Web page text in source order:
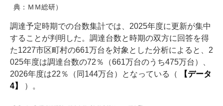
典：ＭＭ総研）
調達予定時期での台数集計では、2025年度に更新が集中
することが判明した。調達台数と時期の双方に回答を得
た1227市区町村の661万台を対象とした分析によると、2
025年度は調達台数の72％（661万台のうち475万台）、
2026年度は22％（同144万台）となっている（ 【データ
4】
）。